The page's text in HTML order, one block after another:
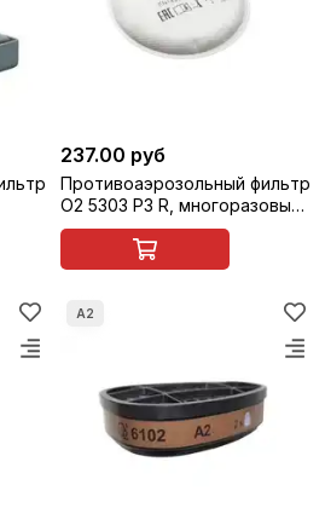
237.00 руб
Противоаэрозольный фильтр
О2 5303 P3 R, многоразовый,
1 шт